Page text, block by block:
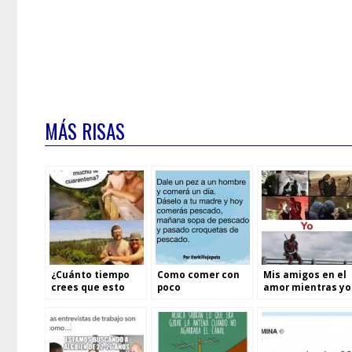
MÁS RISAS
¿Cuánto tiempo
crees que esto
Como comer con
poco
Mis amigos en el
amor mientras yo